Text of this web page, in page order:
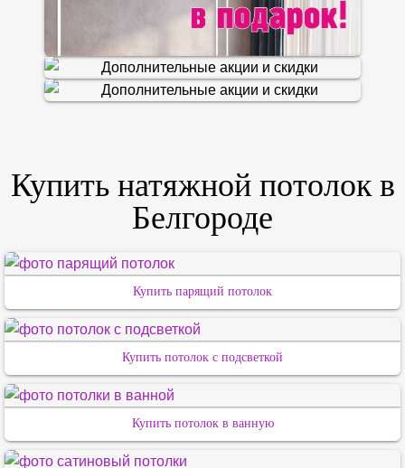
Купить натяжной потолок в
Белгороде
Купить парящий потолок
Купить потолок с подсветкой
Купить потолок в ванную